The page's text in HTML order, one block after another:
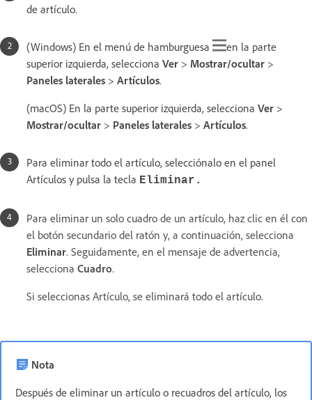
de artículo.
(Windows) En el menú de hamburguesa
en la parte
superior izquierda, selecciona Ver > Mostrar/ocultar >
Paneles laterales > Artículos.
(macOS) En la parte superior izquierda, selecciona Ver >
Mostrar/ocultar > Paneles laterales > Artículos.
Para eliminar todo el artículo, selecciónalo en el panel
Artículos y pulsa la tecla Eliminar.
Para eliminar un solo cuadro de un artículo, haz clic en él con
el botón secundario del ratón y, a continuación, selecciona
Eliminar. Seguidamente, en el mensaje de advertencia,
selecciona Cuadro.
Si seleccionas Artículo, se eliminará todo el artículo.
Nota
Después de eliminar un artículo o recuadros del artículo, los